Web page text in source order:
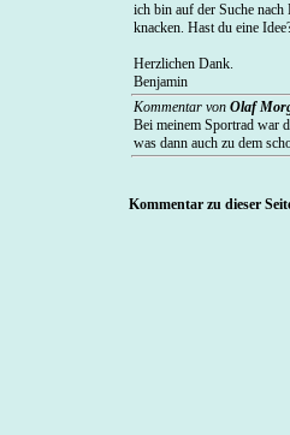
ich bin auf der Suche
knacken. Hast du eine
Herzlichen Dank.
Benjamin
Kommentar von Olaf
Bei meinem Sportrad war
was dann auch zu dem
Kommentar zu dieser